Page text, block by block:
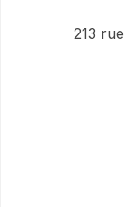
213